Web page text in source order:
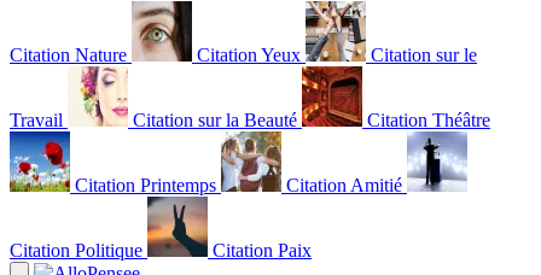
Citation Nature Citation Yeux Citation sur le
Travail Citation sur la Beauté Citation Théâtre
Citation Printemps Citation Amitié
Citation Politique Citation Paix